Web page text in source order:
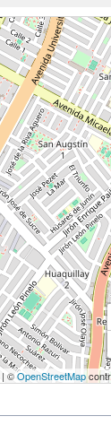
| ©OpenStreetMap